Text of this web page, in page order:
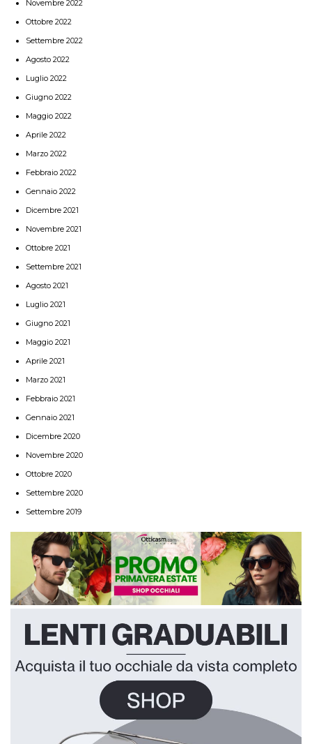
Novembre 2022
Ottobre 2022
Settembre 2022
Agosto 2022
Luglio 2022
Giugno 2022
Maggio 2022
Aprile 2022
Marzo 2022
Febbraio 2022
Gennaio 2022
Dicembre 2021
Novembre 2021
Ottobre 2021
Settembre 2021
Agosto 2021
Luglio 2021
Giugno 2021
Maggio 2021
Aprile 2021
Marzo 2021
Febbraio 2021
Gennaio 2021
Dicembre 2020
Novembre 2020
Ottobre 2020
Settembre 2020
Settembre 2019